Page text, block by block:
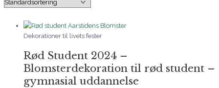
Dekorationer til livets fester
Rød Student 2024 –
Blomsterdekoration til rød student –
gymnasial uddannelse